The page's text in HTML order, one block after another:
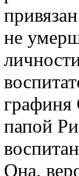
не
графиня
папой
Она,